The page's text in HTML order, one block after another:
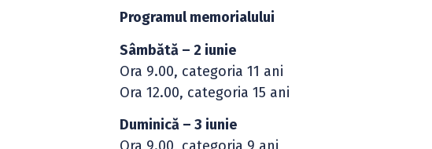
Programul memorialului
Sâmbătă – 2 iunie
Ora 9.00, categoria 11 ani
Ora 12.00, categoria 15 ani
Duminică – 3 iunie